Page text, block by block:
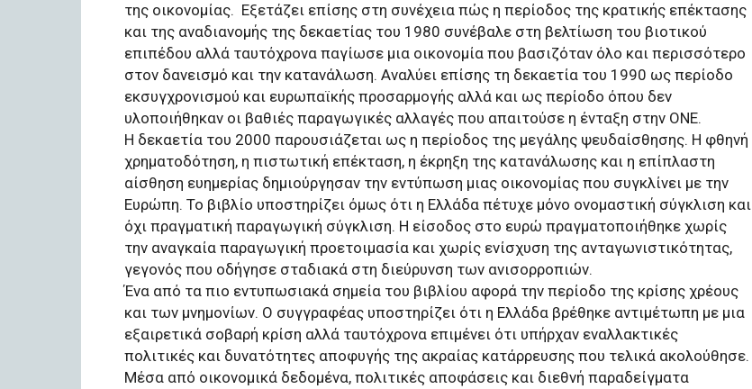
της οικονομίας. ​ Εξετάζει επίσης στη συνέχεια πώς η περίοδος της κρατικής επέκτασης
και της αναδιανομής της δεκαετίας του 1980 συνέβαλε στη βελτίωση του βιοτικού
επιπέδου αλλά ταυτόχρονα παγίωσε μια οικονομία που βασιζόταν όλο και περισσότερο
στον δανεισμό και την κατανάλωση. Αναλύει επίσης τη δεκαετία του 1990 ως περίοδο
εκσυγχρονισμού και ευρωπαϊκής προσαρμογής αλλά και ως περίοδο όπου δεν
υλοποιήθηκαν οι βαθιές παραγωγικές αλλαγές που απαιτούσε η ένταξη στην ΟΝΕ.
Η δεκαετία του 2000 παρουσιάζεται ως η περίοδος της μεγάλης ψευδαίσθησης. Η φθηνή
χρηματοδότηση, η πιστωτική επέκταση, η έκρηξη της κατανάλωσης και η επίπλαστη
αίσθηση ευημερίας δημιούργησαν την εντύπωση μιας οικονομίας που συγκλίνει με την
Ευρώπη. Το βιβλίο υποστηρίζει όμως ότι η Ελλάδα πέτυχε μόνο ονομαστική σύγκλιση και
όχι πραγματική παραγωγική σύγκλιση. Η είσοδος στο ευρώ πραγματοποιήθηκε χωρίς
την αναγκαία παραγωγική προετοιμασία και χωρίς ενίσχυση της ανταγωνιστικότητας,
γεγονός που οδήγησε σταδιακά στη διεύρυνση των ανισορροπιών.
Ένα από τα πιο εντυπωσιακά σημεία του βιβλίου αφορά την περίοδο της κρίσης χρέους
και των μνημονίων. Ο συγγραφέας υποστηρίζει ότι η Ελλάδα βρέθηκε αντιμέτωπη με μια
εξαιρετικά σοβαρή κρίση αλλά ταυτόχρονα επιμένει ότι υπήρχαν εναλλακτικές
πολιτικές και δυνατότητες αποφυγής της ακραίας κατάρρευσης που τελικά ακολούθησε.
Μέσα από οικονομικά δεδομένα, πολιτικές αποφάσεις και διεθνή παραδείγματα